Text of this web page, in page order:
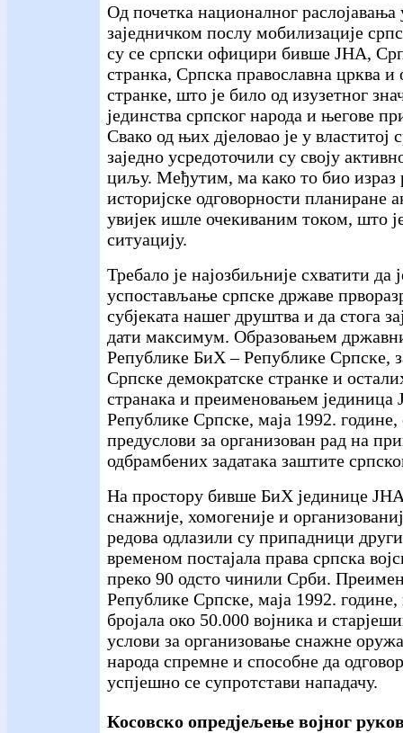
Од почетка националног
заједничком послу мобилизације
су се српски официри бивше ЈНА,
странка, Српска православна црква и
странке, што је било од изузетног
јединства српског народа и његове
Свако од њих дјеловао је у властитој
заједно усредоточили су своју
циљу. Међутим, ма како то био израз
историјске одговорности планиране
увијек ишле очекиваним током, што
ситуацију.
Требало је најозбиљније схватити да
успостављање српске државе
субјеката нашег друштва и да стога
дати максимум. Образовањем
Републике БиХ – Републике Српске,
Српске демократске странке и
странака и преименовањем јединица
Републике Српске, маја 1992. године,
предуслови за организован рад на
одбрамбених задатака заштите
На простору бивше БиХ јединице ЈНА
снажније, хомогеније и
редова одлазили су припадници
временом постајала права српска
преко 90 одсто чинили Срби.
Републике Српске, маја 1992. године,
бројала око 50.000 војника и
услови за организовање снажне
народа спремне и способне да
успјешно се супротстави нападачу.
Косовско опредјељење војног